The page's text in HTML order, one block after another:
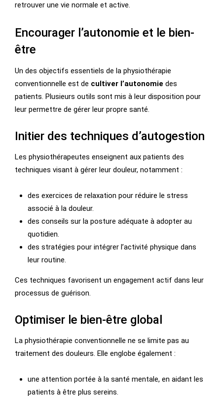
retrouver une vie normale et active.
Encourager l’autonomie et le bien-
être
Un des objectifs essentiels de la physiothérapie
conventionnelle est de cultiver l’autonomie des
patients. Plusieurs outils sont mis à leur disposition pour
leur permettre de gérer leur propre santé.
Initier des techniques d’autogestion
Les physiothérapeutes enseignent aux patients des
techniques visant à gérer leur douleur, notamment :
des exercices de relaxation pour réduire le stress
associé à la douleur.
des conseils sur la posture adéquate à adopter au
quotidien.
des stratégies pour intégrer l’activité physique dans
leur routine.
Ces techniques favorisent un engagement actif dans leur
processus de guérison.
Optimiser le bien-être global
La physiothérapie conventionnelle ne se limite pas au
traitement des douleurs. Elle englobe également :
une attention portée à la santé mentale, en aidant les
patients à être plus sereins.